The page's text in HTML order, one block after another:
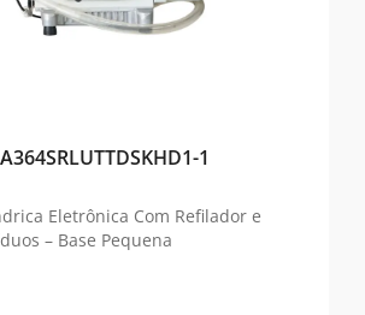
1
Eletrônica Com Refilador e
– Base Pequena